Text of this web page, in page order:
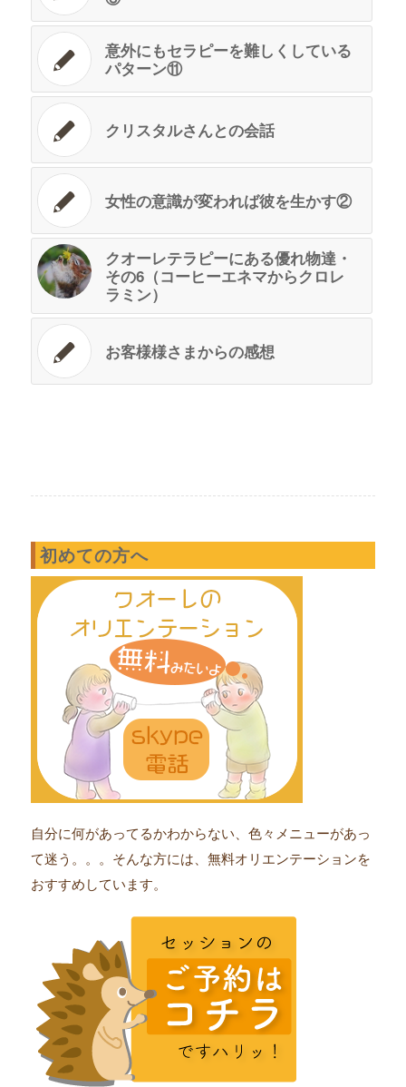
意外にもセラピーを難しくしている
パターン⑪
クリスタルさんとの会話
女性の意識が変われば彼を生かす②
クオーレテラピーにある優れ物達・
その6（コーヒーエネマからクロレ
ラミン）
お客様様さまからの感想
初めての方へ
自分に何があってるかわからない、色々メニューがあっ
て迷う。。。そんな方には、無料オリエンテーションを
おすすめしています。